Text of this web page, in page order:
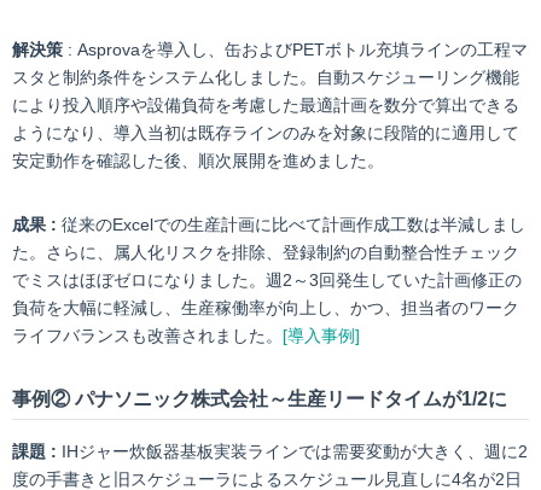
解決策 : Asprovaを導入し、缶およびPETボトル充填ラインの工程マ
スタと制約条件をシステム化しました。自動スケジューリング機能
により投入順序や設備負荷を考慮した最適計画を数分で算出できる
ようになり、導入当初は既存ラインのみを対象に段階的に適用して
安定動作を確認した後、順次展開を進めました。
成果 : 従来のExcelでの生産計画に比べて計画作成工数は半減しまし
た。さらに、属人化リスクを排除、登録制約の自動整合性チェック
でミスはほぼゼロになりました。週2～3回発生していた計画修正の
負荷を大幅に軽減し、生産稼働率が向上し、かつ、担当者のワーク
ライフバランスも改善されました。 [導入事例]
事例② パナソニック株式会社～生産リードタイムが1/2に
課題 : IHジャー炊飯器基板実装ラインでは需要変動が大きく、週に2
度の手書きと旧スケジューラによるスケジュール見直しに4名が2日